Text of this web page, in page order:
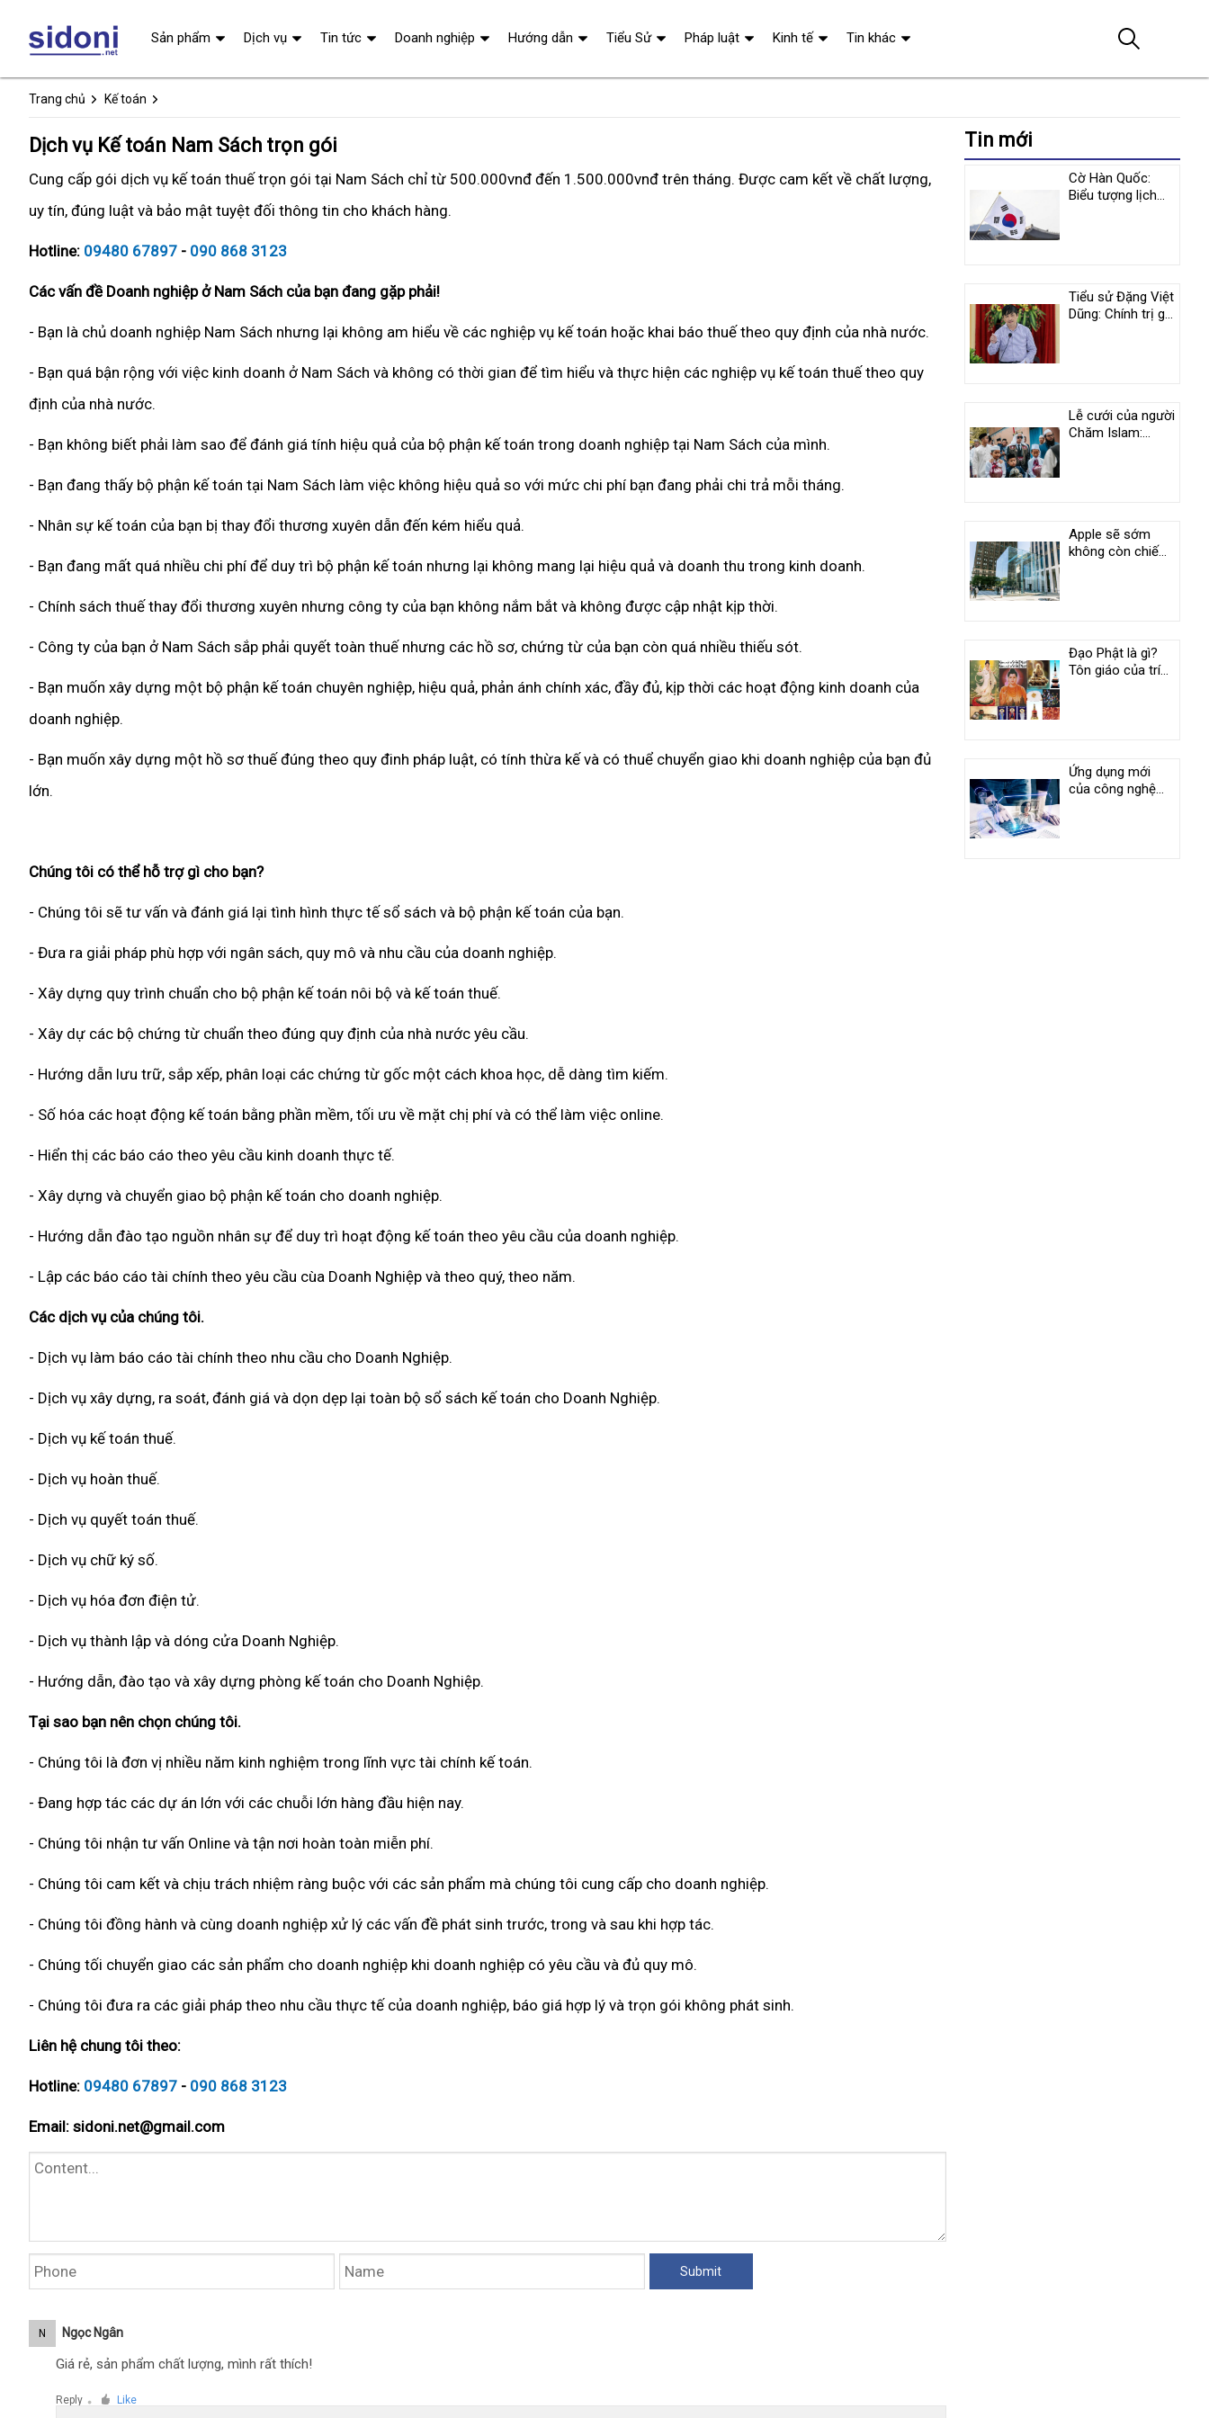
Trang chủ Kế toán
Dịch vụ Kế toán Nam Sách trọn gói
Cung cấp gói dịch vụ kế toán thuế trọn gói tại Nam Sách chỉ từ 500.000vnđ đến 1.500.000vnđ trên tháng. Được cam kết về chất lượng,
uy tín, đúng luật và bảo mật tuyệt đối thông tin cho khách hàng.
Hotline: 09480 67897 - 090 868 3123
Các vấn đề Doanh nghiệp ở Nam Sách của bạn đang gặp phải!
- Bạn là chủ doanh nghiệp Nam Sách nhưng lại không am hiểu về các nghiệp vụ kế toán hoặc khai báo thuế theo quy định của nhà nước.
- Bạn quá bận rộng với việc kinh doanh ở Nam Sách và không có thời gian để tìm hiểu và thực hiện các nghiệp vụ kế toán thuế theo quy
định của nhà nước.
- Bạn không biết phải làm sao để đánh giá tính hiệu quả của bộ phận kế toán trong doanh nghiệp tại Nam Sách của mình.
- Bạn đang thấy bộ phận kế toán tại Nam Sách làm việc không hiệu quả so với mức chi phí bạn đang phải chi trả mỗi tháng.
- Nhân sự kế toán của bạn bị thay đổi thương xuyên dẫn đến kém hiểu quả.
- Bạn đang mất quá nhiều chi phí để duy trì bộ phận kế toán nhưng lại không mang lại hiệu quả và doanh thu trong kinh doanh.
- Chính sách thuế thay đổi thương xuyên nhưng công ty của bạn không nắm bắt và không được cập nhật kịp thời.
- Công ty của bạn ở Nam Sách sắp phải quyết toàn thuế nhưng các hồ sơ, chứng từ của bạn còn quá nhiều thiếu sót.
- Bạn muốn xây dựng một bộ phận kế toán chuyên nghiệp, hiệu quả, phản ánh chính xác, đầy đủ, kịp thời các hoạt động kinh doanh của
doanh nghiệp.
- Bạn muốn xây dựng một hồ sơ thuế đúng theo quy đinh pháp luật, có tính thừa kế và có thuể chuyển giao khi doanh nghiệp của bạn đủ
lớn.
Chúng tôi có thể hỗ trợ gì cho bạn?
- Chúng tôi sẽ tư vấn và đánh giá lại tình hình thực tế sổ sách và bộ phận kế toán của bạn.
- Đưa ra giải pháp phù hợp với ngân sách, quy mô và nhu cầu của doanh nghiệp.
- Xây dựng quy trình chuẩn cho bộ phận kế toán nôi bộ và kế toán thuế.
- Xây dự các bộ chứng từ chuẩn theo đúng quy định của nhà nước yêu cầu.
- Hướng dẫn lưu trữ, sắp xếp, phân loại các chứng từ gốc một cách khoa học, dễ dàng tìm kiếm.
- Số hóa các hoạt động kế toán bằng phần mềm, tối ưu về mặt chị phí và có thể làm việc online.
- Hiển thị các báo cáo theo yêu cầu kinh doanh thực tế.
- Xây dựng và chuyển giao bộ phận kế toán cho doanh nghiệp.
- Hướng dẫn đào tạo nguồn nhân sự để duy trì hoạt động kế toán theo yêu cầu của doanh nghiệp.
- Lập các báo cáo tài chính theo yêu cầu cùa Doanh Nghiệp và theo quý, theo năm.
Các dịch vụ của chúng tôi.
- Dịch vụ làm báo cáo tài chính theo nhu cầu cho Doanh Nghiệp.
- Dịch vụ xây dựng, ra soát, đánh giá và dọn dẹp lại toàn bộ sổ sách kế toán cho Doanh Nghiệp.
- Dịch vụ kế toán thuế.
- Dịch vụ hoàn thuế.
- Dịch vụ quyết toán thuế.
- Dịch vụ chữ ký số.
- Dịch vụ hóa đơn điện tử.
- Dịch vụ thành lập và dóng cửa Doanh Nghiệp.
- Hướng dẫn, đào tạo và xây dựng phòng kế toán cho Doanh Nghiệp.
Tại sao bạn nên chọn chúng tôi.
- Chúng tôi là đơn vị nhiều năm kinh nghiệm trong lĩnh vực tài chính kế toán.
- Đang hợp tác các dự án lớn với các chuỗi lớn hàng đầu hiện nay.
- Chúng tôi nhận tư vấn Online và tận nơi hoàn toàn miễn phí.
- Chúng tôi cam kết và chịu trách nhiệm ràng buộc với các sản phẩm mà chúng tôi cung cấp cho doanh nghiệp.
- Chúng tôi đồng hành và cùng doanh nghiệp xử lý các vấn đề phát sinh trước, trong và sau khi hợp tác.
- Chúng tối chuyển giao các sản phẩm cho doanh nghiệp khi doanh nghiệp có yêu cầu và đủ quy mô.
- Chúng tôi đưa ra các giải pháp theo nhu cầu thực tế của doanh nghiệp, báo giá hợp lý và trọn gói không phát sinh.
Liên hệ chung tôi theo:
Hotline: 09480 67897 - 090 868 3123
Email: sidoni.net@gmail.com
N Ngọc Ngân
Giá rẻ, sản phẩm chất lượng, mình rất thích!
Reply ● Like
Tin mới
Cờ Hàn Quốc:
Biểu tượng lịch
Tiểu sử Đặng Việt
Dũng: Chính trị gia
Lễ cưới của người
Chăm Islam:
Apple sẽ sớm
không còn chiếm
Đạo Phật là gì?
Tôn giáo của trí
Ứng dụng mới
của công nghệ
Sản phẩm Dịch vụ Tin tức Doanh nghiệp Hướng dẫn Tiểu Sử Pháp luật Kinh tế Tin khác